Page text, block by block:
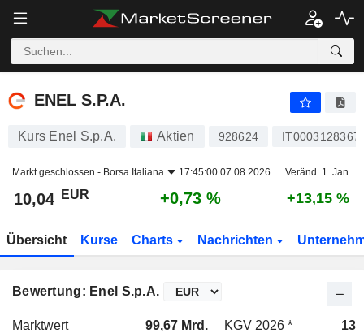
ENEL S.P.A.
ENEL S.P.A.
Kurs Enel S.p.A. Aktien 928624 IT0003128367
Markt geschlossen - Borsa Italiana 17:45:00 07.08.2026 Veränd. 1. Jan.
10,04 EUR +0,73 % +13,15 %
Übersicht Kurse Charts Nachrichten
Bewertung: Enel S.p.A.
Marktwert 99,67 Mrd. KGV 2026 *